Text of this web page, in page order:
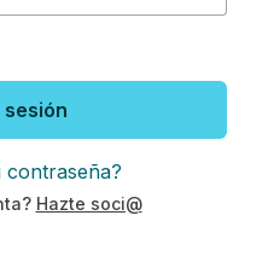
contraseña?
Hazte soci@